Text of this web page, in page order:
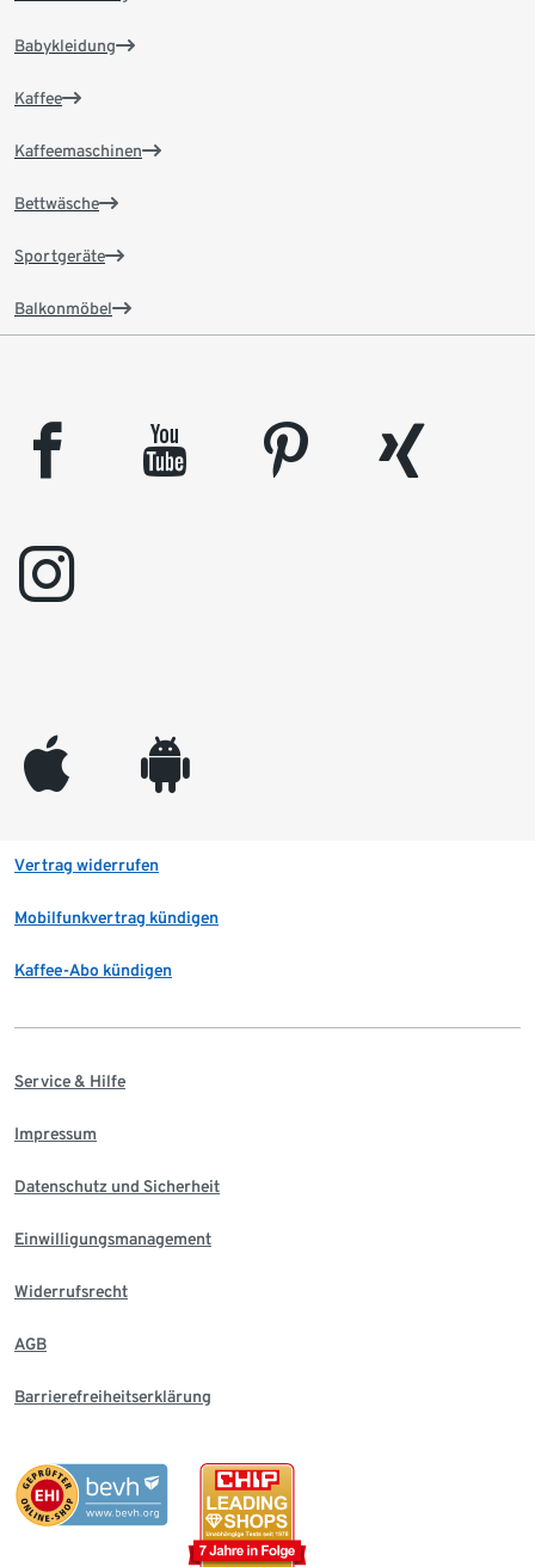
Babykleidung
Kaffee
Kaffeemaschinen
Bettwäsche
Sportgeräte
Balkonmöbel
facebook youtube pinterest
xing
instagram
appleinc android
Vertrag widerrufen
Mobilfunkvertrag kündigen
Kaffee-Abo kündigen
Service & Hilfe
Impressum
Datenschutz und Sicherheit
Einwilligungsmanagement
Widerrufsrecht
AGB
Barrierefreiheitserklärung